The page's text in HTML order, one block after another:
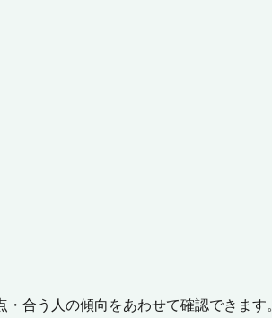
合う人の傾向をあわせて確認できます。